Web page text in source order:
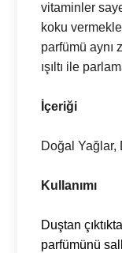
vitaminler
koku
parfümü aynı
ışıltı ile
İçeriği
Doğal Yağlar,
Kullanımı
Duştan
parfümünü